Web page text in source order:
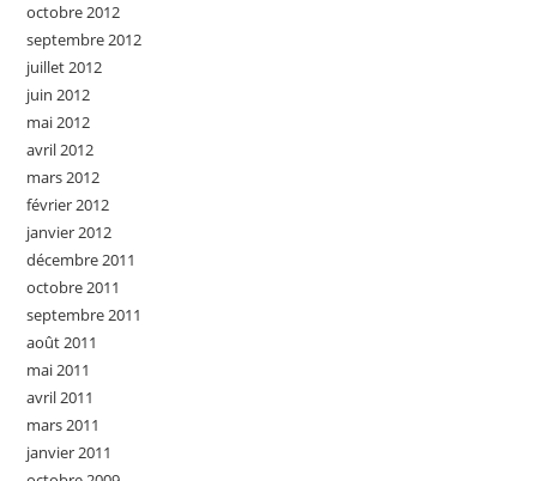
octobre 2012
septembre 2012
juillet 2012
juin 2012
mai 2012
avril 2012
mars 2012
février 2012
janvier 2012
décembre 2011
octobre 2011
septembre 2011
août 2011
mai 2011
avril 2011
mars 2011
janvier 2011